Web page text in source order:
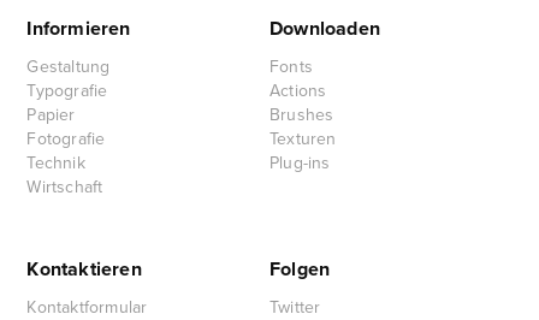
Informieren
Gestaltung
Typografie
Papier
Fotografie
Technik
Wirtschaft
Downloaden
Fonts
Actions
Brushes
Texturen
Plug-ins
Kontaktieren
Kontaktformular
Folgen
Twitter